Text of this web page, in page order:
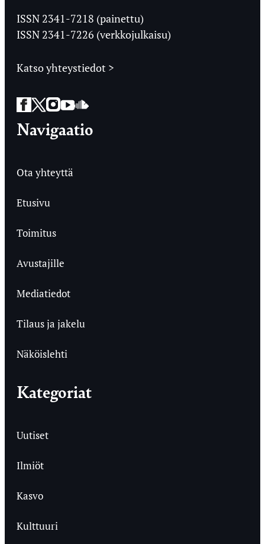
Ylioppilaslehti
ISSN 2341-7218 (painettu)
ISSN 2341-7226 (verkkojulkaisu)
Katso yhteystiedot >
Facebook
Twitter
Instagram
YouTube
SoundCloud
Navigaatio
Ota yhteyttä
Etusivu
Toimitus
Avustajille
Mediatiedot
Tilaus ja jakelu
Näköislehti
Kategoriat
Uutiset
Ilmiöt
Kasvo
Kulttuuri